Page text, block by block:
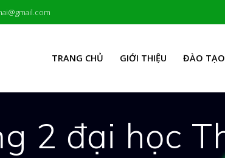
TRANG CHỦ GIỚI THIỆU ĐÀO TẠO
2 đại học